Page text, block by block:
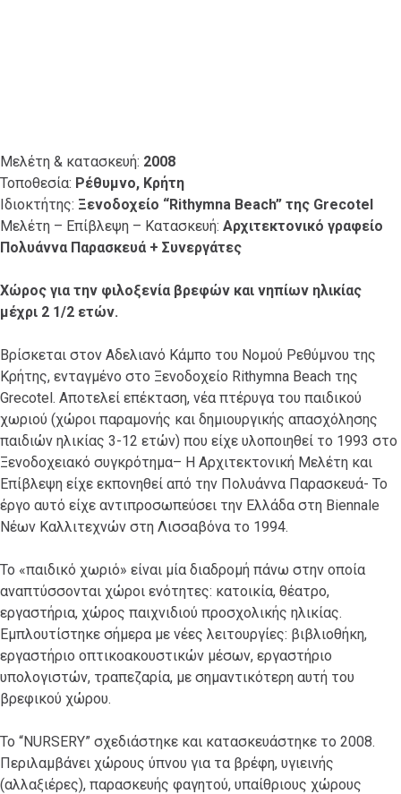
Μελέτη & κατασκευή: 2008
Τοποθεσία: Ρέθυμνο, Κρήτη
Ιδιοκτήτης: Ξενοδοχείο “Rithymna Beach” της Grecotel
Μελέτη – Επίβλεψη – Κατασκευή: Αρχιτεκτονικό γραφείο
Πολυάννα Παρασκευά + Συνεργάτες
Χώρος για την φιλοξενία βρεφών και νηπίων ηλικίας
μέχρι 2 1/2 ετών.
Βρίσκεται στον Αδελιανό Κάμπο του Νομού Ρεθύμνου της
Κρήτης, ενταγμένο στο Ξενοδοχείο Rithymna Beach της
Grecotel. Αποτελεί επέκταση, νέα πτέρυγα του παιδικού
χωριού (χώροι παραμονής και δημιουργικής απασχόλησης
παιδιών ηλικίας 3-12 ετών) που είχε υλοποιηθεί το 1993 στο
Ξενοδοχειακό συγκρότημα– Η Αρχιτεκτονική Μελέτη και
Επίβλεψη είχε εκπονηθεί από την Πολυάννα Παρασκευά- Το
έργο αυτό είχε αντιπροσωπεύσει την Ελλάδα στη Biennale
Νέων Καλλιτεχνών στη Λισσαβόνα το 1994.
Το «παιδικό χωριό» είναι μία διαδρομή πάνω στην οποία
αναπτύσσονται χώροι ενότητες: κατοικία, θέατρο,
εργαστήρια, χώρος παιχνιδιού προσχολικής ηλικίας.
Εμπλουτίστηκε σήμερα με νέες λειτουργίες: βιβλιοθήκη,
εργαστήριο οπτικοακουστικών μέσων, εργαστήριο
υπολογιστών, τραπεζαρία, με σημαντικότερη αυτή του
βρεφικού χώρου.
Το “NURSERY” σχεδιάστηκε και κατασκευάστηκε το 2008.
Περιλαμβάνει χώρους ύπνου για τα βρέφη, υγιεινής
(αλλαξιέρες), παρασκευής φαγητού, υπαίθριους χώρους